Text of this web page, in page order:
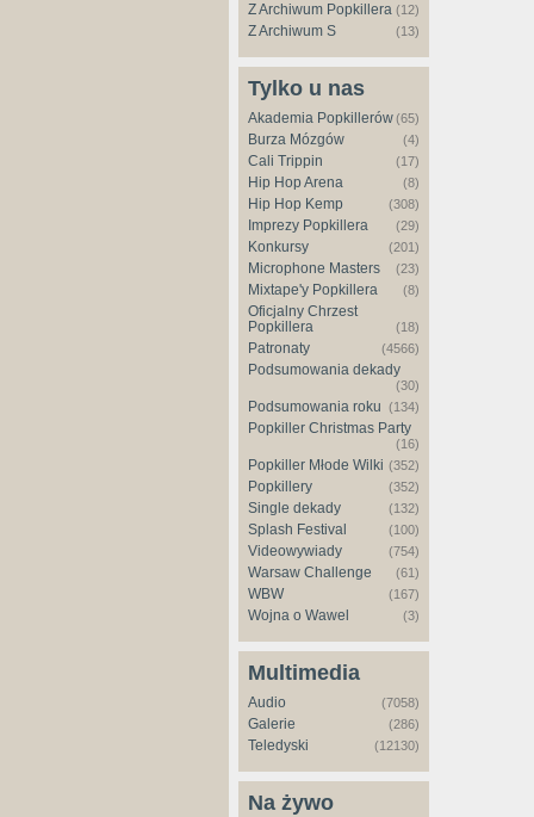
Z Archiwum Popkillera (12)
Z Archiwum S (13)
Tylko u nas
Akademia Popkillerów(65)
Burza Mózgów (4)
Cali Trippin (17)
Hip Hop Arena (8)
Hip Hop Kemp (308)
Imprezy Popkillera (29)
Konkursy (201)
Microphone Masters (23)
Mixtape'y Popkillera (8)
Oficjalny Chrzest
Popkillera
(18)
Patronaty (4566)
Podsumowania dekady
(30)
Podsumowania roku (134)
Popkiller Christmas Party
(16)
Popkiller Młode Wilki (352)
Popkillery (352)
Single dekady (132)
Splash Festival (100)
Videowywiady (754)
Warsaw Challenge (61)
WBW (167)
Wojna o Wawel (3)
Multimedia
Audio (7058)
Galerie (286)
Teledyski (12130)
Na żywo